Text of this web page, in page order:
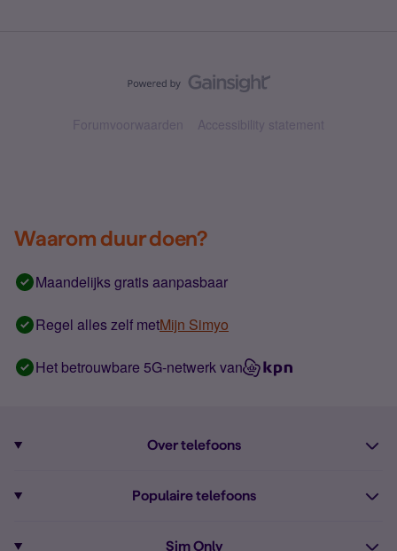
Forumvoorwaarden Accessibility statement
Waarom duur doen?
Maandelijks gratis aanpasbaar
Regel alles zelf metMijn Simyo
Het betrouwbare 5G-netwerk van
Over telefoons
Populaire telefoons
Sim Only